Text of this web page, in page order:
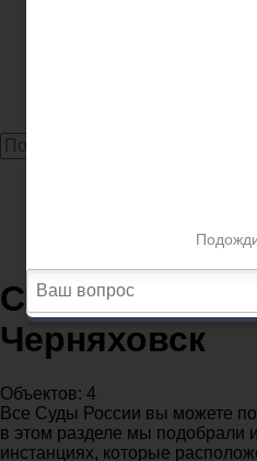
Судебные участки в
Судебные
Черняховск
Объектов: 4
Все Суды России вы можете
в этом разделе мы подобрали
инстанциях, которые